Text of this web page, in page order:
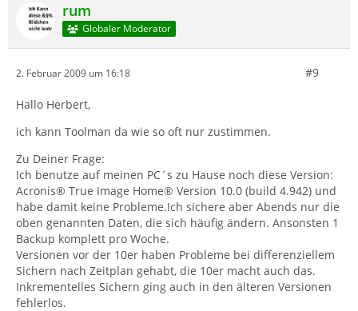
rum
Globaler Moderator
2. Februar 2009 um 16:18 #9
Hallo Herbert,
ich kann Toolman da wie so oft nur zustimmen.
Zu Deiner Frage:
Ich benutze auf meinen PC´s zu Hause noch diese Version:
Acronis® True Image Home® Version 10.0 (build 4.942) und
habe damit keine Probleme.Ich sichere aber Abends nur die
oben genannten Daten, die sich häufig ändern. Ansonsten 1
Backup komplett pro Woche.
Versionen vor der 10er haben Probleme bei differenziellem
Sichern nach Zeitplan gehabt, die 10er macht auch das.
Inkrementelles Sichern ging auch in den älteren Versionen
fehlerlos.